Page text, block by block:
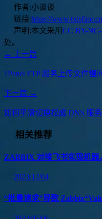
作者:小谈谈
链接:https://
声明:本文采用CC BY-
处。
← 上一篇
1Panel FTP 服务上传文件慢
下一篇 →
如何平滑切换权威 DNS 服
相关推荐
ZABBIX 对接飞书实现机器
2023/12/04
“批量请求”导致